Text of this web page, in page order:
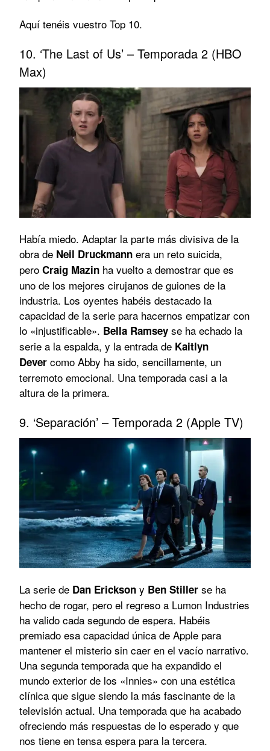
Aquí tenéis vuestro Top 10.
10. ‘The Last of Us’ – Temporada 2 (HBO
Max)
Había miedo. Adaptar la parte más divisiva de la
obra de Neil Druckmann era un reto suicida,
pero Craig Mazin ha vuelto a demostrar que es
uno de los mejores cirujanos de guiones de la
industria. Los oyentes habéis destacado la
capacidad de la serie para hacernos empatizar con
lo «injustificable». Bella Ramsey se ha echado la
serie a la espalda, y la entrada de Kaitlyn
Dever como Abby ha sido, sencillamente, un
terremoto emocional. Una temporada casi a la
altura de la primera.
9. ‘Separación’ – Temporada 2 (Apple TV)
La serie de Dan Erickson y Ben Stiller se ha
hecho de rogar, pero el regreso a Lumon Industries
ha valido cada segundo de espera. Habéis
premiado esa capacidad única de Apple para
mantener el misterio sin caer en el vacío narrativo.
Una segunda temporada que ha expandido el
mundo exterior de los «Innies» con una estética
clínica que sigue siendo la más fascinante de la
televisión actual. Una temporada que ha acabado
ofreciendo más respuestas de lo esperado y que
nos tiene en tensa espera para la tercera.